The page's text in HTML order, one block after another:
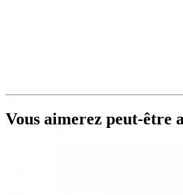
Vous aimerez peut-être